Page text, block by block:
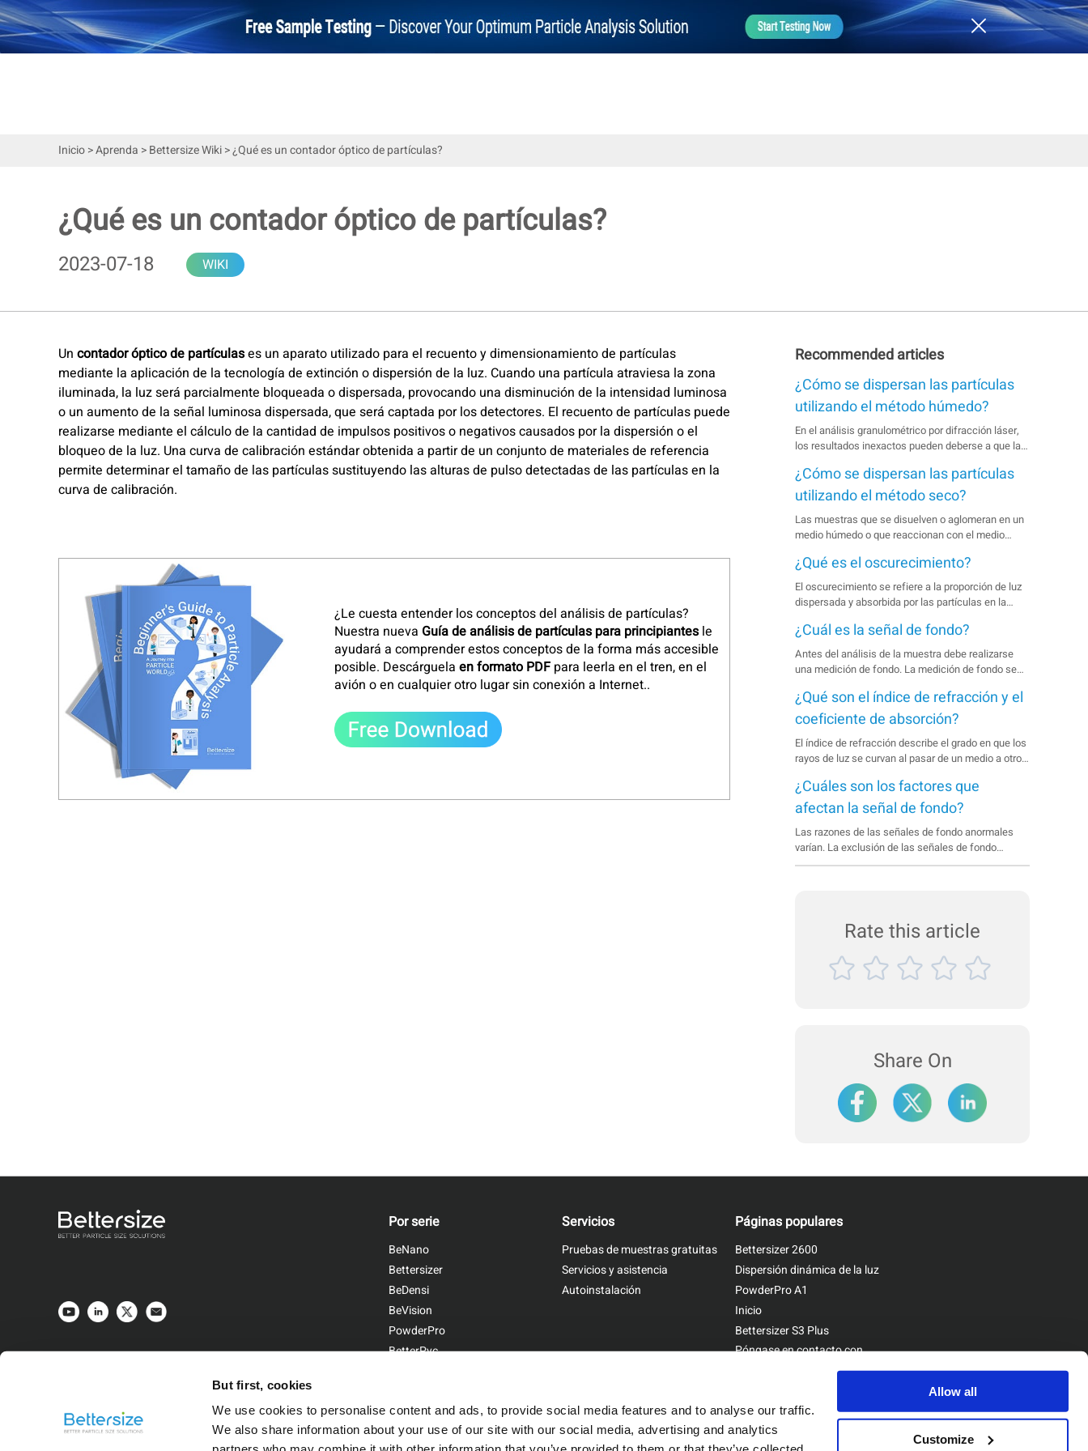
But first, cookies
We use cookies to personalise content and ads, to provide social media features and to analyse our traffic.
We also share information about your use of our site with our social media, advertising and analytics
Allow all
Customize
Inicio>Aprenda >Bettersize Wiki>¿Qué es un contador óptico de partículas?
¿Qué es un contador óptico de partículas?
2023-07-18 WIKI
Un contador óptico de partículases un aparato utilizado para el recuento y dimensionamiento de partículas
mediante la aplicación de la tecnología de extinción o dispersión de la luz. Cuando una partícula atraviesa la zona
iluminada, la luz será parcialmente bloqueada o dispersada, provocando una disminución de la intensidad luminosa
o un aumento de la señal luminosa dispersada, que será captada por los detectores. El recuento de partículas puede
realizarse mediante el cálculo de la cantidad de impulsos positivos o negativos causados por la dispersión o el
bloqueo de la luz. Una curva de calibración estándar obtenida a partir de un conjunto de materiales de referencia
permite determinar el tamaño de las partículas sustituyendo las alturas de pulso detectadas de las partículas en la
curva de calibración.
¿Le cuesta entender los conceptos del análisis de partículas?
Nuestra nueva Guía de análisis de partículas para principiantesle
ayudará a comprender estos conceptos de la forma más accesible
posible. Descárguela en formato PDF para leerla en el tren, en el
avión o en cualquier otro lugar sin conexión a Internet..
Recommended articles
¿Cómo se dispersan las partículas
utilizando el método húmedo?
En el análisis granulométrico por difracción láser,
los resultados inexactos pueden deberse a que las
especialmente cuando son finas. Por lo tanto, es
esencial una dispersión completa de la muestra
¿Cómo se dispersan las partículas
utilizando el método seco?
Las muestras que se disuelven o aglomeran en un
medio húmedo o que reaccionan con el medio
dispersión seca.
¿Qué es el oscurecimiento?
El oscurecimiento se refiere a la proporción de luz
dispersada y absorbida por las partículas en la
la suspensión.
¿Cuál es la señal de fondo?
Antes del análisis de la muestra debe realizarse
una medición de fondo. La medición de fondo se
¿Qué son el índice de refracción y el
coeficiente de absorción?
El índice de refracción describe el grado en que los
rayos de luz se curvan al pasar de un medio a otro.
penetración del haz luminoso a través de un
material.
¿Cuáles son los factores que
afectan la señal de fondo?
Las razones de las señales de fondo anormales
varían. La exclusión de las señales de fondo
anómalas debe comenzar con la inspección de la
Rate this article
Share On
Por serie
BeNano
Bettersizer
BeDensi
BeVision
PowderPro
BetterPyc
Servicios
Pruebas de muestras gratuitas
Servicios y asistencia
Autoinstalación
Páginas populares
Bettersizer 2600
Dispersión dinámica de la luz
PowderPro A1
Inicio
Bettersizer S3 Plus
Póngase en contacto con